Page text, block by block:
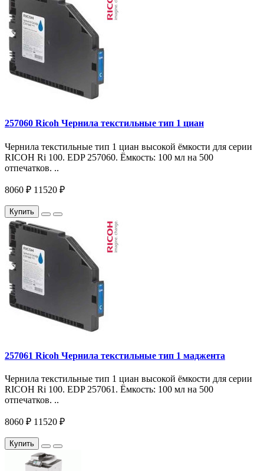
257060 Ricoh Чернила текстильные тип 1 циан
Чернила текстильные тип 1 циан высокой ёмкости для серии
RICOH Ri 100. EDP 257060. Ёмкость: 100 мл на 500
отпечатков. ..
8060 ₽ 11520 ₽
Купить
257061 Ricoh Чернила текстильные тип 1 маджента
Чернила текстильные тип 1 циан высокой ёмкости для серии
RICOH Ri 100. EDP 257061. Ёмкость: 100 мл на 500
отпечатков. ..
8060 ₽ 11520 ₽
Купить